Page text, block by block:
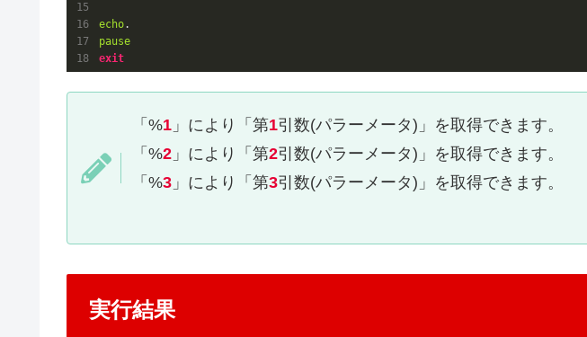
echo
pause
exit
「%1 」により「第1引数(パラーメータ)」を取得できます。
「%2 」により「第2引数(パラーメータ)」を取得できます。
「%3 」により「第3引数(パラーメータ)」を取得できます。
実行結果